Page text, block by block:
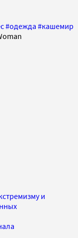
#одежда #кашемир
и